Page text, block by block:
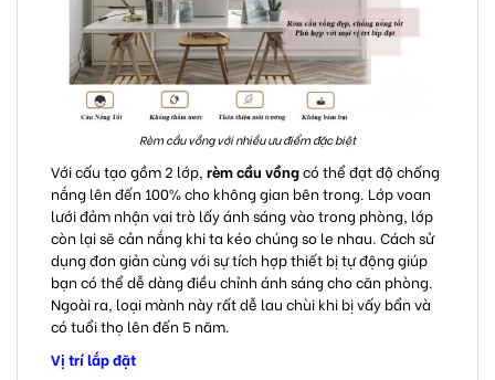
Rèm cầu vồng với nhiều ưu điểm đặc biệt
Với cấu tạo gồm 2 lớp, rèm cầu vồngcó thể đạt độ chống
nắng lên đến 100% cho không gian bên trong. Lớp voan
lưới đảm nhận vai trò lấy ánh sáng vào trong phòng, lớp
còn lại sẽ cản nắng khi ta kéo chúng so le nhau. Cách sử
dụng đơn giản cùng với sự tích hợp thiết bị tự động giúp
bạn có thể dễ dàng điều chỉnh ánh sáng cho căn phòng.
Ngoài ra, loại mành này rất dễ lau chùi khi bị vấy bẩn và
có tuổi thọ lên đến 5 năm.
Vị trí lắp đặt